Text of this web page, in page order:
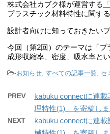
株式会社カブク様が運営する
プラスチック材料特性に関す
今回（第2回）のテーマは「プ
成形収縮率、密度、吸水率と
-お知らせ, すべての記事一覧, セ
PREV
kabuku connectに連
理特性(1)」を寄稿しま
NEXT
kabuku connectに連